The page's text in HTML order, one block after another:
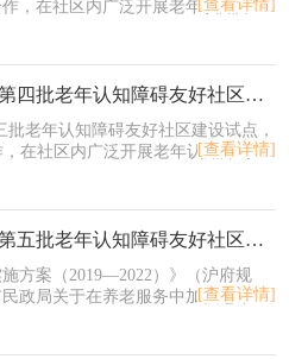
，在社区内广泛开展老年认知障碍
、家庭支持、资源链接和平台建设
工作实现“街镇全覆盖”的工作目
工作。
[查看详情]
上海市民政局关于开展本市第四批老年认知障碍友好社区建设试点的通知
老年认知障碍友好社区建设试点，
在社区内广泛开展老年认知障碍的
家庭支持、资源链接和平台建设等
盖”的要求，市民政局决定继续开展
[查看详情]
上海市民政局关于开展本市第五批老年认知障碍友好社区建设试点的通知
方案（2019—2022）》（沪府规
民政局关于在养老服务中加强老年认
民养老发〔2019〕4号），现就开
[查看详情]